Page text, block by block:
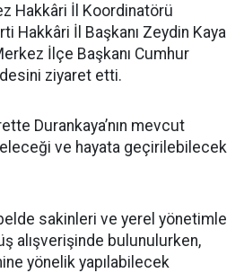
Hakkâri İl Koordinatörü
Hakkâri İl Başkanı Zeydin Kaya
İlçe Başkanı Cumhur
ziyaret etti.
Durankaya’nın mevcut
ve hayata geçirilebilecek
sakinleri ve yerel yönetimle
alışverişinde bulunulurken,
yönelik yapılabilecek